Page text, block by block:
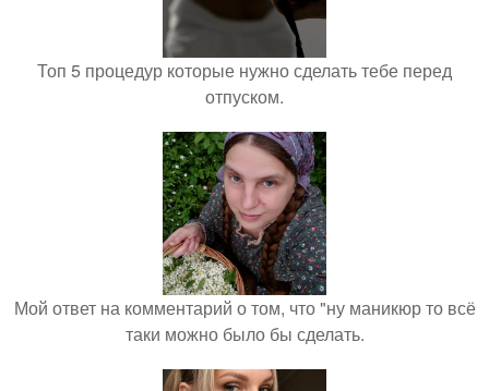
Топ 5 процедур которые нужно сделать тебе перед
отпуском.
Мой ответ на комментарий о том, что "ну маникюр то всё
таки можно было бы сделать.